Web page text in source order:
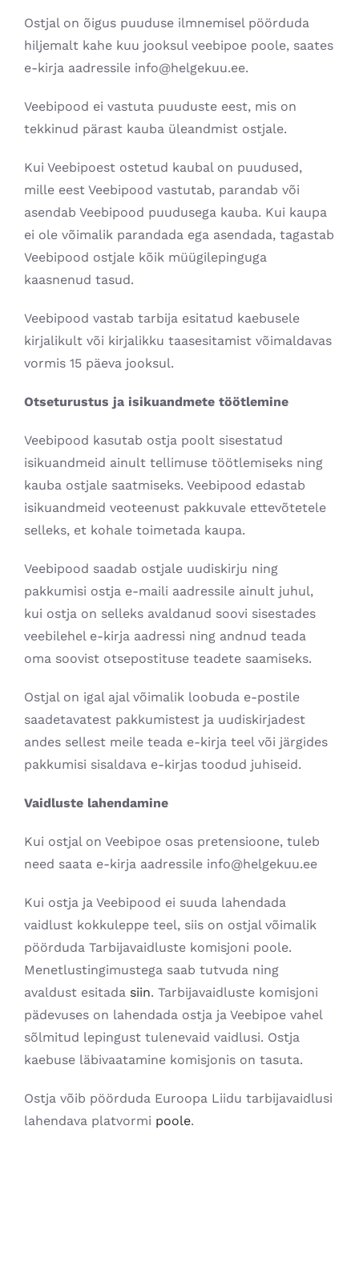
Ostjal on õigus puuduse ilmnemisel pöörduda
hiljemalt kahe kuu jooksul veebipoe poole, saates
e-kirja aadressile info@helgekuu.ee.
Veebipood ei vastuta puuduste eest, mis on
tekkinud pärast kauba üleandmist ostjale.
Kui Veebipoest ostetud kaubal on puudused,
mille eest Veebipood vastutab, parandab või
asendab Veebipood puudusega kauba. Kui kaupa
ei ole võimalik parandada ega asendada, tagastab
Veebipood ostjale kõik müügilepinguga
kaasnenud tasud.
Veebipood vastab tarbija esitatud kaebusele
kirjalikult või kirjalikku taasesitamist võimaldavas
vormis 15 päeva jooksul.
Otseturustus ja isikuandmete töötlemine
Veebipood kasutab ostja poolt sisestatud
isikuandmeid ainult tellimuse töötlemiseks ning
kauba ostjale saatmiseks. Veebipood edastab
isikuandmeid veoteenust pakkuvale ettevõtetele
selleks, et kohale toimetada kaupa.
Veebipood saadab ostjale uudiskirju ning
pakkumisi ostja e-maili aadressile ainult juhul,
kui ostja on selleks avaldanud soovi sisestades
veebilehel e-kirja aadressi ning andnud teada
oma soovist otsepostituse teadete saamiseks.
Ostjal on igal ajal võimalik loobuda e-postile
saadetavatest pakkumistest ja uudiskirjadest
andes sellest meile teada e-kirja teel või järgides
pakkumisi sisaldava e-kirjas toodud juhiseid.
Vaidluste lahendamine
Kui ostjal on Veebipoe osas pretensioone, tuleb
need saata e-kirja aadressile info@helgekuu.ee
Kui ostja ja Veebipood ei suuda lahendada
vaidlust kokkuleppe teel, siis on ostjal võimalik
pöörduda Tarbijavaidluste komisjoni poole.
Menetlustingimustega saab tutvuda ning
avaldust esitada siin. Tarbijavaidluste komisjoni
pädevuses on lahendada ostja ja Veebipoe vahel
sõlmitud lepingust tulenevaid vaidlusi. Ostja
kaebuse läbivaatamine komisjonis on tasuta.
Ostja võib pöörduda Euroopa Liidu tarbijavaidlusi
lahendava platvormi poole.